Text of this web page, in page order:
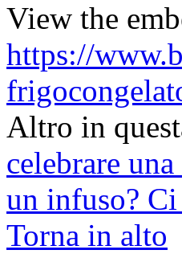
View the
https://
Altro in
celebrare
un infuso?
Torna in alto